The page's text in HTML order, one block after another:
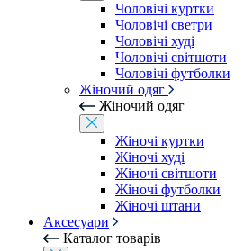
Чоловічі куртки
Чоловічі светри
Чоловічі худі
Чоловічі світшоти
Чоловічі футболки
Жіночий одяг
Жіночий одяг
Жіночі куртки
Жіночі худі
Жіночі світшоти
Жіночі футболки
Жіночі штани
Аксесуари
Каталог товарів